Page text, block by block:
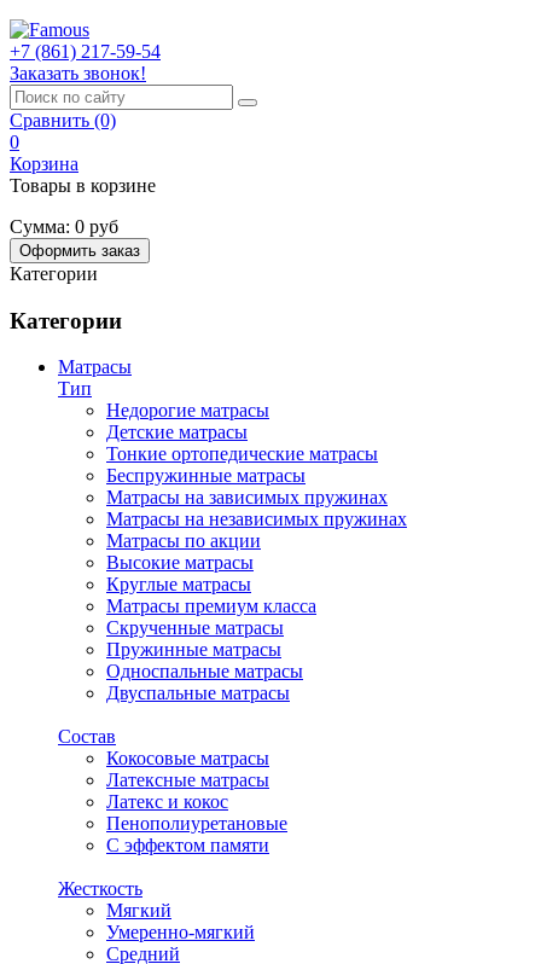
+7 (861) 217-59-54
Заказать звонок!
Сравнить (0)
0
Корзина
Товары в корзине
Сумма: 0 руб
Оформить заказ
Категории
Категории
Матрасы
Тип
Недорогие матрасы
Детские матрасы
Тонкие ортопедические матрасы
Беспружинные матрасы
Матрасы на зависимых пружинах
Матрасы на независимых пружинах
Матрасы по акции
Высокие матрасы
Круглые матрасы
Матрасы премиум класса
Скрученные матрасы
Пружинные матрасы
Односпальные матрасы
Двуспальные матрасы
Состав
Кокосовые матрасы
Латексные матрасы
Латекс и кокос
Пенополиуретановые
С эффектом памяти
Жесткость
Мягкий
Умеренно-мягкий
Средний